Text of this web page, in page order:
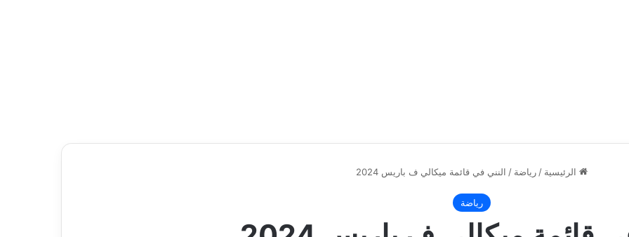
الرئيسية / رياضة / النني في قائمة ميكالي ف باريس 2024
رياضة